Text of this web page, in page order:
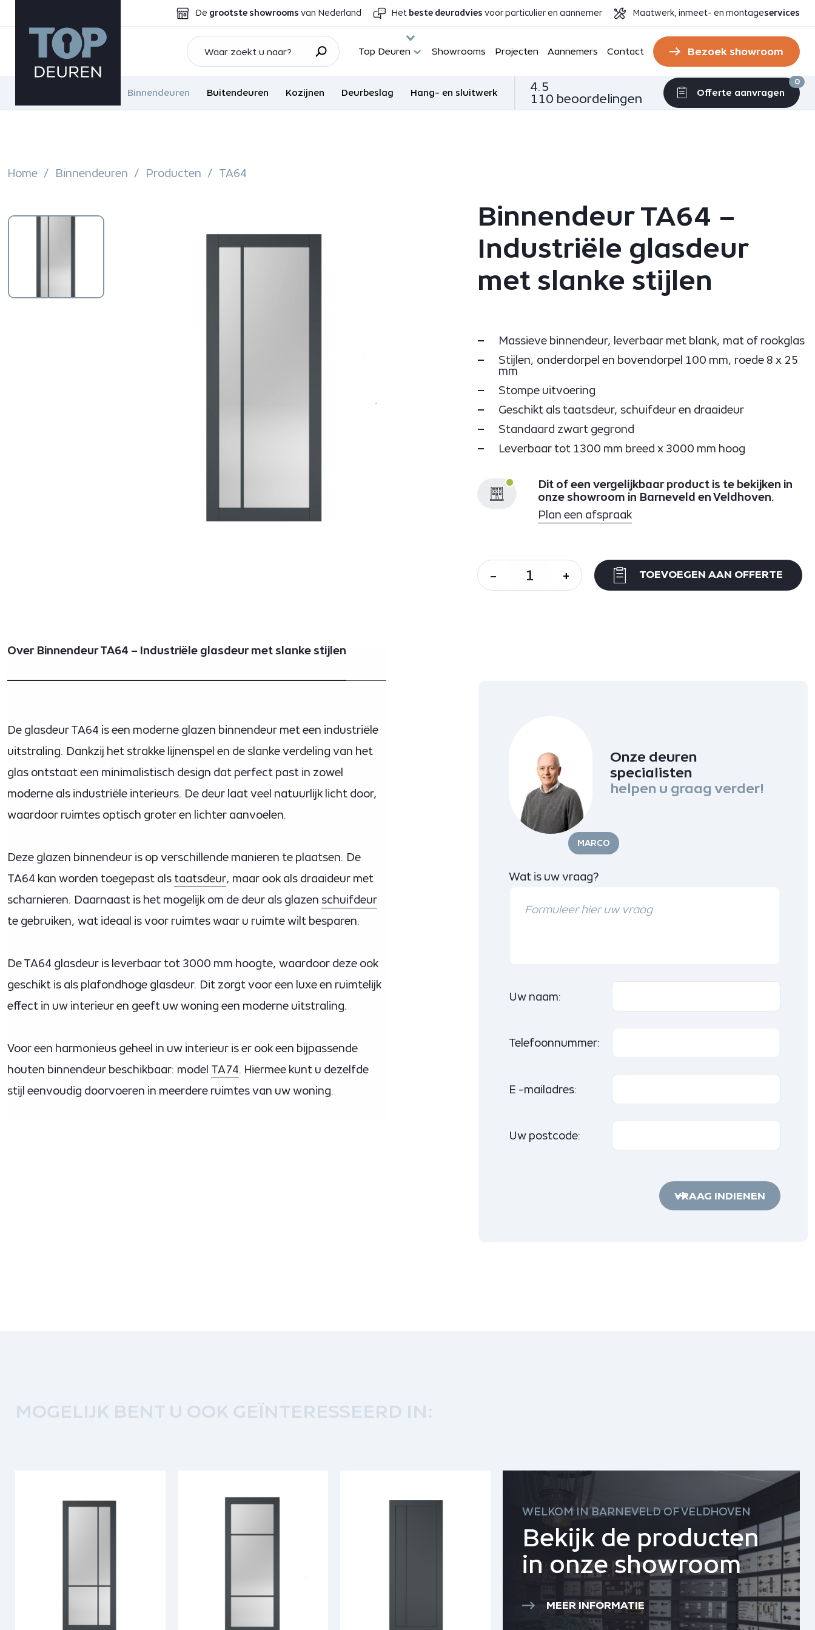
De grootste showrooms van Nederland Het beste deuradvies voor particulier en aannemer Maatwerk, inmeet- en montageservices
Top Deuren Showrooms Projecten Aannemers Contact Bezoek showroom
Binnendeuren Buitendeuren Kozijnen Deurbeslag Hang- en sluitwerk
4.5
110 beoordelingen
Offerte aanvragen
0
Home Binnendeuren Producten TA64
Binnendeur TA64 –
Industriële glasdeur
met slanke stijlen
Massieve binnendeur, leverbaar met blank, mat of rookglas
Stijlen, onderdorpel en bovendorpel 100 mm, roede 8 x 25
mm
Stompe uitvoering
Geschikt als taatsdeur, schuifdeur en draaideur
Standaard zwart gegrond
Leverbaar tot 1300 mm breed x 3000 mm hoog
Dit of een vergelijkbaar product is te bekijken in
onze showroom in Barneveld en Veldhoven.
Plan een afspraak
- + TOEVOEGEN AAN OFFERTE
Over Binnendeur TA64 – Industriële glasdeur met slanke stijlen
De glasdeur TA64 is een moderne glazen binnendeur met een industriële
uitstraling. Dankzij het strakke lijnenspel en de slanke verdeling van het
glas ontstaat een minimalistisch design dat perfect past in zowel
moderne als industriële interieurs. De deur laat veel natuurlijk licht door,
waardoor ruimtes optisch groter en lichter aanvoelen.
Deze glazen binnendeur is op verschillende manieren te plaatsen. De
TA64 kan worden toegepast als taatsdeur, maar ook als draaideur met
scharnieren. Daarnaast is het mogelijk om de deur als glazen schuifdeur
te gebruiken, wat ideaal is voor ruimtes waar u ruimte wilt besparen.
De TA64 glasdeur is leverbaar tot 3000 mm hoogte, waardoor deze ook
geschikt is als plafondhoge glasdeur. Dit zorgt voor een luxe en ruimtelijk
effect in uw interieur en geeft uw woning een moderne uitstraling.
Voor een harmonieus geheel in uw interieur is er ook een bijpassende
houten binnendeur beschikbaar: model TA74. Hiermee kunt u dezelfde
stijl eenvoudig doorvoeren in meerdere ruimtes van uw woning.
MARCO
Onze deuren
specialisten
helpen u graag verder!
Wat is uw vraag?
Uw naam:
Telefoonnummer:
E -mailadres:
Uw postcode:
VRAAG INDIENEN
MOGELIJK BENT U OOK GEÏNTERESSEERD IN:
WELKOM IN BARNEVELD OF VELDHOVEN
Bekijk de producten
in onze showroom
MEER INFORMATIE